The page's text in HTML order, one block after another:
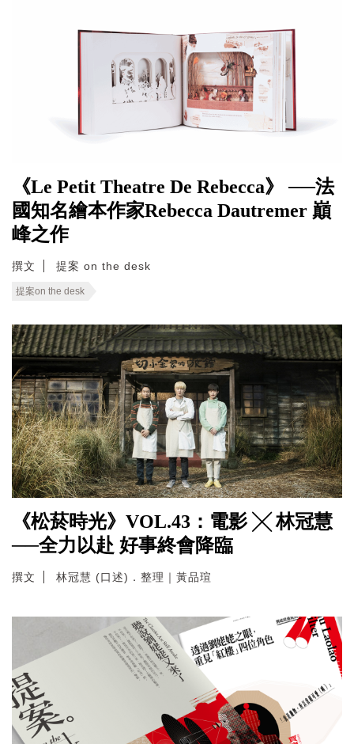
《Le Petit Theatre De Rebecca》 ──法
國知名繪本作家Rebecca Dautremer 巔
峰之作
撰文 提案 on the desk
提案on the desk
《松菸時光》VOL.43：電影 ╳ 林冠慧
──全力以赴 好事終會降臨
撰文 林冠慧 (口述)．整理｜黃品瑄